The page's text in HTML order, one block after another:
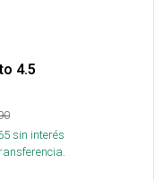
4.5
sin interés